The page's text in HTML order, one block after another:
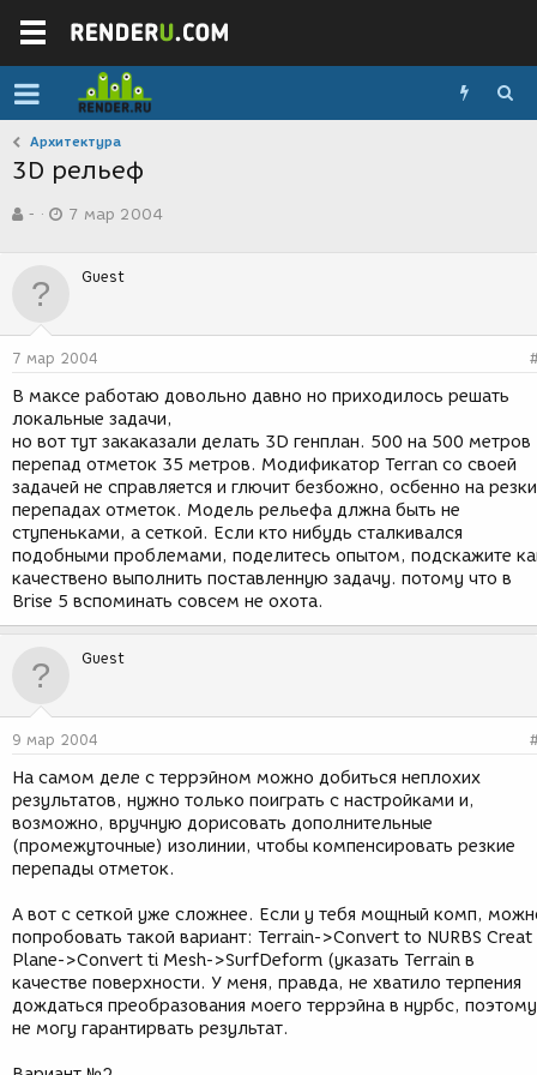
Архитектура
3D рельеф
в
р
-
а
д
н
и
я
7 мар 2004
Guest
7 мар 2004
В максе работаю довольно давно но приходилось решать
локальные задачи,
но вот тут закаказали делать 3D генплан. 500 на 500 метров
перепад отметок 35 метров. Модификатор Terran со своей
задачей не справляется и глючит безбожно, осбенно на
перепадах отметок. Модель рельефа длжна быть не
ступеньками, а сеткой. Если кто нибудь сталкивался
подобными проблемами, поделитесь опытом, подскажите
качествено выполнить поставленную задачу. потому что в
Brise 5 вспоминать совсем не охота.
Guest
9 мар 2004
На самом деле с террэйном можно добиться неплохих
результатов, нужно только поиграть с настройками и,
возможно, вручную дорисовать дополнительные
(промежуточные) изолинии, чтобы компенсировать резкие
перепады отметок.
А вот с сеткой уже сложнее. Если у тебя мощный комп,
попробовать такой вариант: Terrain->Convert to NURBS Creat
Plane->Convert ti Mesh->SurfDeform (указать Terrain в
качестве поверхности. У меня, правда, не хватило терпения
дождаться преобразования моего террэйна в нурбс, поэтому
не могу гарантирвать результат.